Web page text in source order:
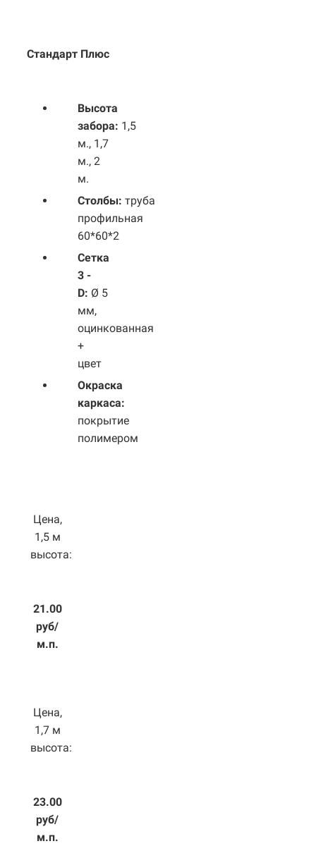
Стандарт Плюс
Высота
забора: 1,5
м., 1,7
м., 2
м.
Столбы: труба
профильная
60*60*2
Сетка
3 -
D: Ø 5
мм,
оцинкованная
+
цвет
Окраска
каркаса:
покрытие
полимером
Цена,
1,5 м
высота:
21.00
руб/
м.п.
Цена,
1,7 м
высота:
23.00
руб/
м.п.